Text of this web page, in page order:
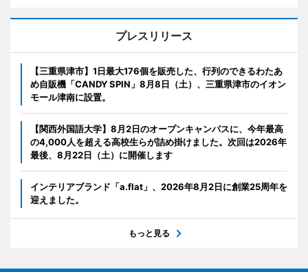
プレスリリース
【三重県津市】1日最大176個を販売した、行列のできるわたあ
め自販機「CANDY SPIN」8月8日（土）、三重県津市のイオン
モール津南に設置。
【関西外国語大学】8月2日のオープンキャンパスに、今年最高
の4,000人を超える高校生らが詰め掛けました。次回は2026年
最後、8月22日（土）に開催します
インテリアブランド「a.flat」、2026年8月2日に創業25周年を
迎えました。
もっと見る